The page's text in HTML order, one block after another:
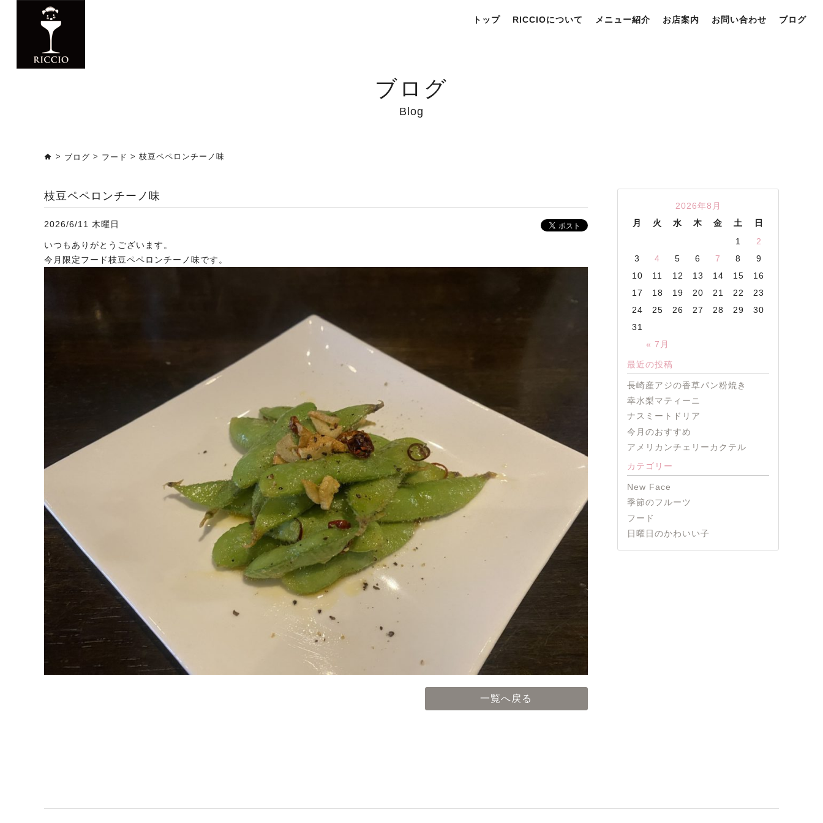
トップ RICCIOについて メニュー紹介 お店案内 お問い合わせ ブログ
ブログ
Blog
> ブログ > フード > 枝豆ペペロンチーノ味
枝豆ペペロンチーノ味
2026/6/11 木曜日
いつもありがとうございます。
今月限定フード枝豆ペペロンチーノ味です。
一覧へ戻る
2026年8月
月
火 水 木 金 土 日
« 7月
1
2
3
4 5 6 7 8
9
10
11 12 13 14 15
16
17
18 19 20 21 22
23
24
25 26 27 28 29
30
31
最近の投稿
長崎産アジの香草パン粉焼き
幸水梨マティーニ
ナスミートドリア
今月のおすすめ
アメリカンチェリーカクテル
カテゴリー
New Face
季節のフルーツ
フード
日曜日のかわいい子